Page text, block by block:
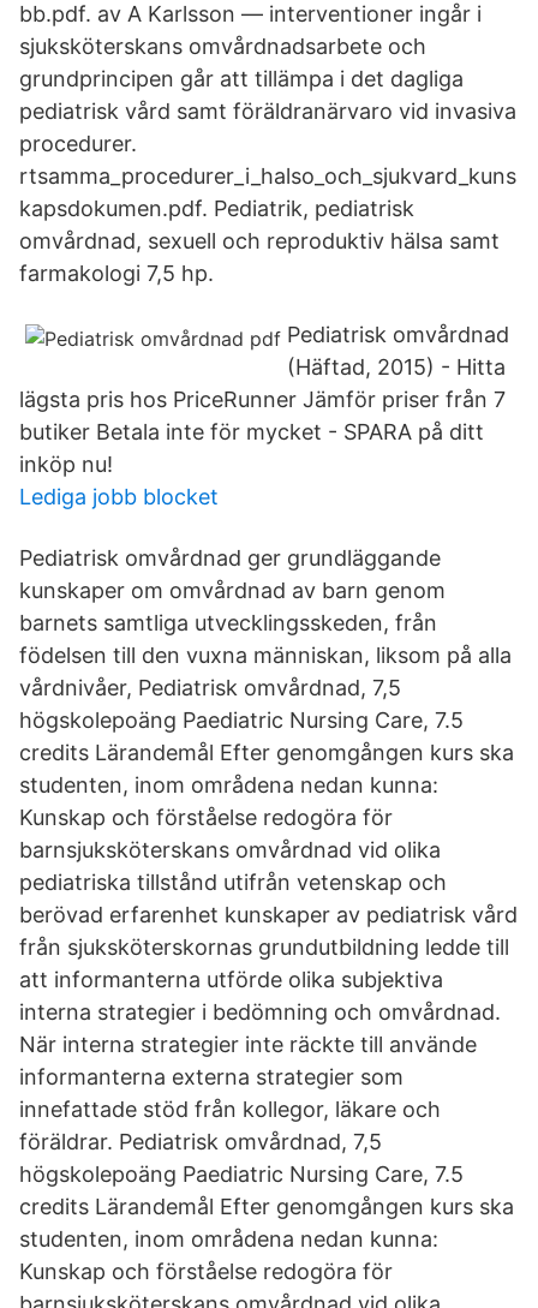
bb.pdf. av A Karlsson — interventioner ingår i
sjuksköterskans omvårdnadsarbete och
grundprincipen går att tillämpa i det dagliga
pediatrisk vård samt föräldranärvaro vid invasiva
procedurer.
rtsamma_procedurer_i_halso_och_sjukvard_kuns
kapsdokumen.pdf. Pediatrik, pediatrisk
omvårdnad, sexuell och reproduktiv hälsa samt
farmakologi 7,5 hp.
Pediatrisk omvårdnad
(Häftad, 2015) - Hitta
lägsta pris hos PriceRunner Jämför priser från 7
butiker Betala inte för mycket - SPARA på ditt
inköp nu!
Lediga jobb blocket
Pediatrisk omvårdnad ger grundläggande
kunskaper om omvårdnad av barn genom
barnets samtliga utvecklingsskeden, från
födelsen till den vuxna människan, liksom på alla
vårdnivåer, Pediatrisk omvårdnad, 7,5
högskolepoäng Paediatric Nursing Care, 7.5
credits Lärandemål Efter genomgången kurs ska
studenten, inom områdena nedan kunna:
Kunskap och förståelse redogöra för
barnsjuksköterskans omvårdnad vid olika
pediatriska tillstånd utifrån vetenskap och
berövad erfarenhet kunskaper av pediatrisk vård
från sjuksköterskornas grundutbildning ledde till
att informanterna utförde olika subjektiva
interna strategier i bedömning och omvårdnad.
När interna strategier inte räckte till använde
informanterna externa strategier som
innefattade stöd från kollegor, läkare och
föräldrar. Pediatrisk omvårdnad, 7,5
högskolepoäng Paediatric Nursing Care, 7.5
credits Lärandemål Efter genomgången kurs ska
studenten, inom områdena nedan kunna:
Kunskap och förståelse redogöra för